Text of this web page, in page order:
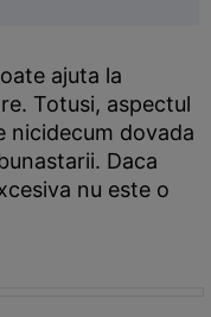
ajuta la
Totusi, aspectul
nicidecum dovada
Daca
nu este o